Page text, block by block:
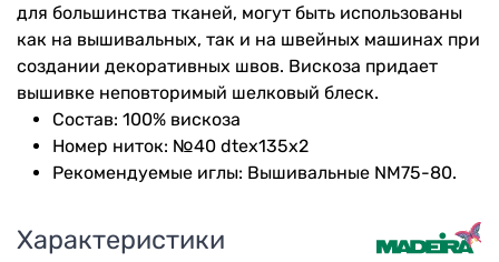
для большинства тканей, могут быть использованы
как на вышивальных, так и на швейных машинах при
создании декоративных швов. Вискоза придает
вышивке неповторимый шелковый блеск.
Состав: 100% вискоза
Номер ниток: №40 dtex135x2
Рекомендуемые иглы: Вышивальные NM75-80.
Характеристики